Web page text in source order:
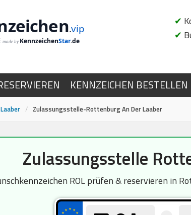
.vip
made by KennzeichenStar.de
✔
✔
KENNZEICHEN BESTELLEN
/ Zulassungsstelle-Rottenburg An Der Laaber
Zulassungsstelle
ROL prüfen & reservieren in